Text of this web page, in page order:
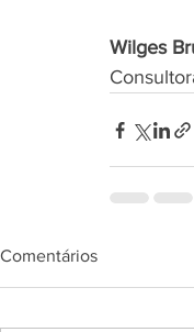
Wilges
Comentários